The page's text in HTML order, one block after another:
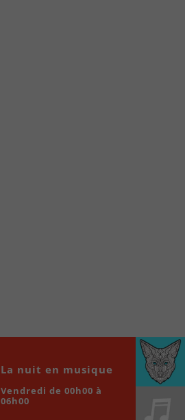
00:00
La nuit en musique
Vendredi de 00h00 à
06h00